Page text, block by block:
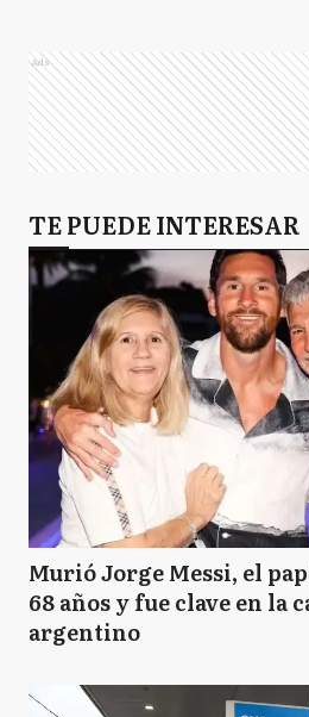
Ads
TE PUEDE INTERESAR
Murió Jorge Messi, el
68 años y fue clave en la
argentino